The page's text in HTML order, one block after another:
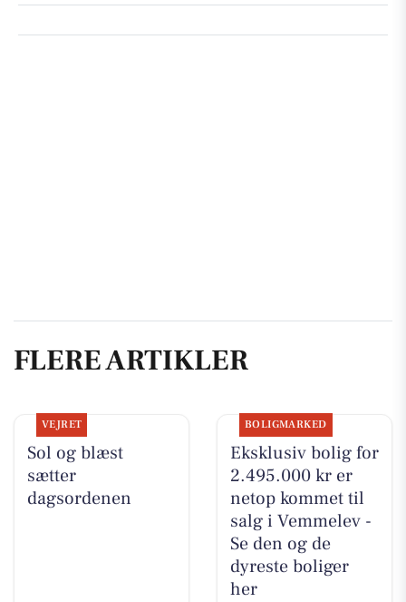
FLERE ARTIKLER
VEJRET
Sol og blæst
sætter
dagsordenen
BOLIGMARKED
Eksklusiv bolig for
2.495.000 kr er
netop kommet til
salg i Vemmelev -
Se den og de
dyreste boliger
her